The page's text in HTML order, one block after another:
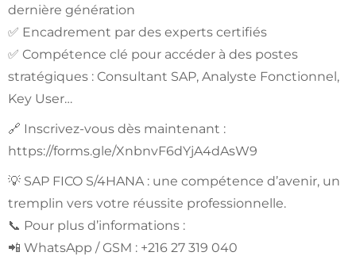
dernière génération
✅ Encadrement par des experts certifiés
✅ Compétence clé pour accéder à des postes
stratégiques : Consultant SAP, Analyste Fonctionnel,
Key User…
🔗 Inscrivez-vous dès maintenant :
https://forms.gle/XnbnvF6dYjA4dAsW9
💡 SAP FICO S/4HANA : une compétence d’avenir, un
tremplin vers votre réussite professionnelle.
📞 Pour plus d’informations :
📲 WhatsApp / GSM : +216 27 319 040